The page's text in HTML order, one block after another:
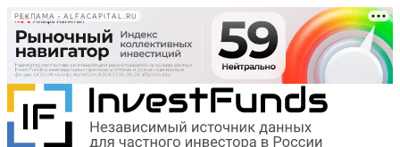
РЕКЛАМА • ALFACAPITAL.RU